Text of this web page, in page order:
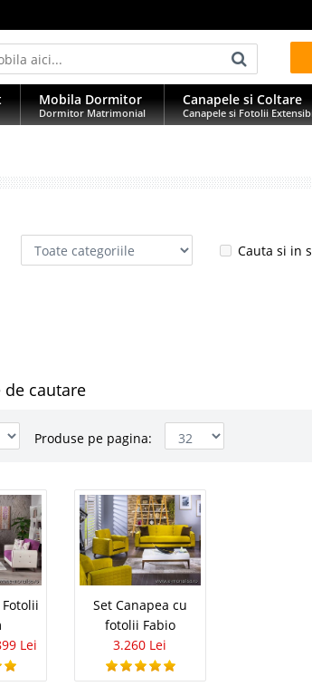
Mobila Dormitor
Dormitor Matrimonial
Canapele si Coltare
Canapele si Fotolii
Cauta si in
cautare
Produse pe pagina:
si Fotolii Latina
si Fotolii 321 Latina Setul este format din canapea
de 3 locuri plus canapea extensibila 2 locuri plus fotoliu
parte din categoria seturi de canapele si fotolii 3 2 1 si
atat estetice dar mai..
cu Fotolii Dream
Lei
Set Canapea cu
fotolii Fabio
3.260 Lei